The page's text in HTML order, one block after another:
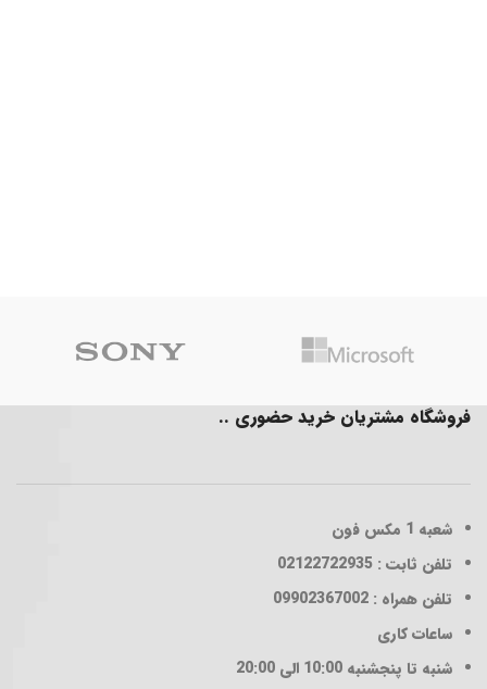
فروشگاه مشتریان خرید حضوری ..
شعبه 1
مکس فون
تلفن ثابت : 02122722935
تلفن همراه : 09902367002
ساعات کاری
شنبه تا پنجشنبه 10:00 الی 20:00